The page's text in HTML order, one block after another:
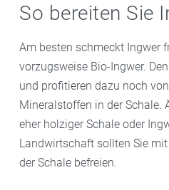
So bereiten Sie
Am besten schmeckt Ingwer
vorzugsweise Bio-Ingwer.
und profitieren dazu noch
Mineralstoffen in der Schale.
eher holziger Schale oder
Landwirtschaft sollten Sie
der Schale befreien.